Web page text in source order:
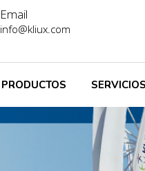
Email
info@kliux.com
PRODUCTOS SERVICIOS